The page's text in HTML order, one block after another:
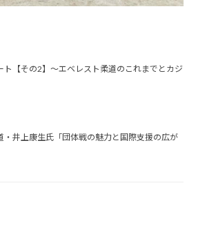
ト【その2】～エベレスト柔道のこれまでとカジ
・井上康生氏「団体戦の魅力と国際支援の広が